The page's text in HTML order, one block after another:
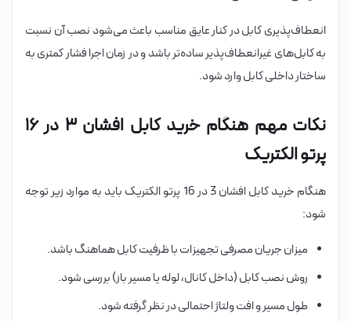
انعطاف‌پذیری کابل در کنار عایق مناسب باعث می‌شود نصب آن نسبت
به کابل‌های غیرانعطاف‌پذیر ساده‌تر باشد و در زمان اجرا فشار کمتری به
ساختار داخلی کابل وارد شود.
نکات مهم هنگام خرید کابل افشان ۳ در ۱۶
پرتو الکتریک
هنگام خرید کابل افشان 3 در 16 پرتو الکتریک باید به موارد زیر توجه
شود:
میزان جریان مصرفی تجهیزات با ظرفیت کابل هماهنگ باشد.
روش نصب کابل (داخل کانال، لوله یا مسیر باز) بررسی شود.
طول مسیر و افت ولتاژ احتمالی در نظر گرفته شود.